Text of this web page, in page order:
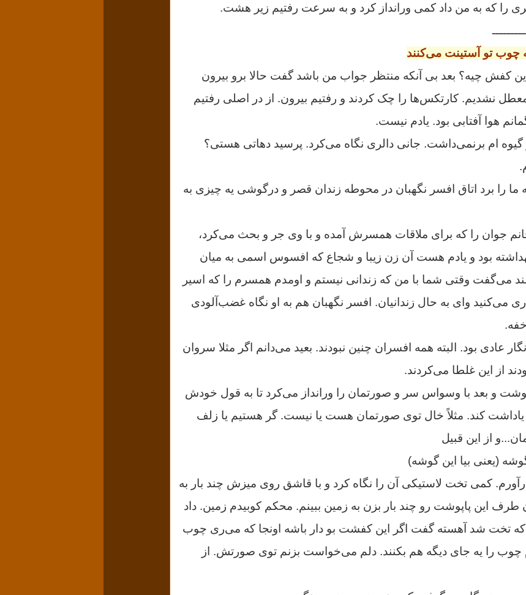
را که به من داد کمی ورانداز کرد و به سرعت رفتیم زیر هشت.
چوب تو آستینت می‌کنند
کفش چیه؟ بعد بی آنکه منتظر جواب من باشد گفت حالا برو بیرون
نشدیم. کارتکس‌ها را چک کردند و رفتیم بیرون. از در اصلی رفتیم
هوا آفتابی بود. یادم نیست.
گیوه ام برنمی‌داشت. جانی دالری نگاه می‌کرد. پرسید دهاتی هستی؟
ما را برد اتاق افسر نگهبان در محوطه زندان قصر و درگوشی یه چیزی به
جوان را که برای ملاقات همسرش آمده و با وی جر و بحث می‌کرد،
بود و یادم هست آن زن زیبا و شجاع که افسوس اسمی به میان
می‌گفت وقتی شما با من که زندانی نیستم و اومدم همسرم را که اسیر
می‌کنید وای به حال زندانیان. افسر نگهبان هم به او نگاه غضب‌آلودی
عادی بود. البته همه افسران چنین نبودند. بعید می‌دانم اگر مثلا سروان
از این غلطا می‌کردند.
و بعد با وسواس سر و صورتمان را ورانداز می‌کرد تا به قول خودش
کند. مثلاً خال توی صورتمان هست یا نیست. گر هستیم یا زلف
از این قبیل
(یعنی بیا این گوشه)
درآورم. کمی تخت لاستیکی آن را نگاه کرد و با قاشق روی میزش چند بار به
طرف این پاپوشت رو چند بار بزن به زمین ببینم. محکم کوبیدم زمین. داد
تخت شد آهسته گفت اگر این کفشت بو دار باشه اونجا که می‌ری چوب
چوب را یه جای دیگه هم بکنند. دلم می‌خواست بزنم توی صورتش. از